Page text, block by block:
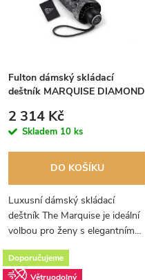
Fulton dámský skládací
deštník MARQUISE DIAMOND
2 314 Kč
Skladem 10 ks
DO KOŠÍKU
Luxusní dámský skládací
deštník The Marquise je ideální
volbou pro ženy s elegantním
květinový design, kožená
rukojeť a stylové pouzdro s
Doporučujeme
Větruodolný